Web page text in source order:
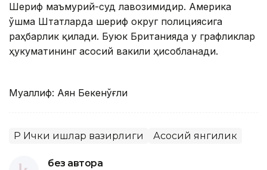
Шериф маъмурий-суд лавозимидир. Америка
Қўшма Штатларда шериф округ полициясига
раҳбарлик қилади. Буюк Британияда у графликлар
ҳукуматининг асосий вакили ҳисобланади.
Муаллиф: Аян Бекенўғли
ҚР Ички ишлар вазирлиги Асосий янгилик
без автора